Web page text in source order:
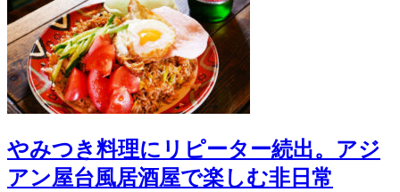
やみつき料理にリピーター続出。アジ
アン屋台風居酒屋で楽しむ非日常